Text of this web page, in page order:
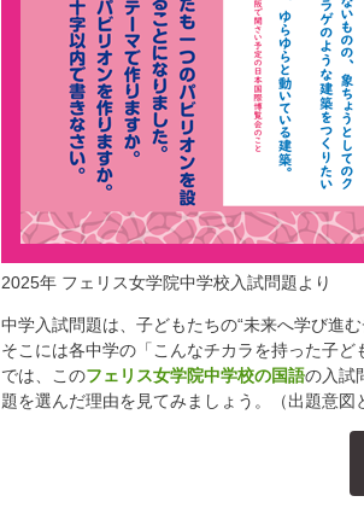
2025年 フェリス女学院中学校入試問題より
中学入試問題は、子どもたちの“未来へ学び進む
そこには各中学の「こんなチカラを持った子ど
では、このフェリス女学院中学校の国語の入試
題を選んだ理由を見てみましょう。（出題意図